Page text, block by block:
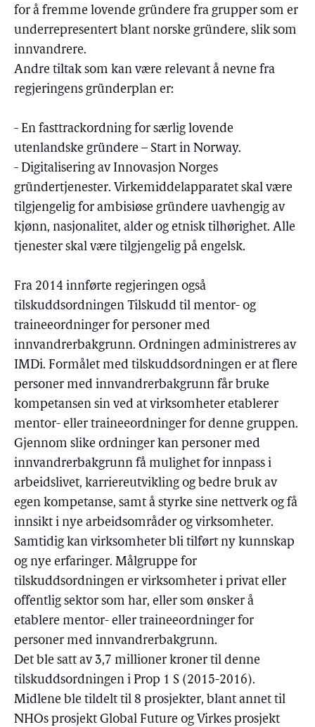
for å fremme lovende gründere fra grupper som er
underrepresentert blant norske gründere, slik som
innvandrere.
Andre tiltak som kan være relevant å nevne fra
regjeringens gründerplan er:
- En fasttrackordning for særlig lovende
utenlandske gründere – Start in Norway.
- Digitalisering av Innovasjon Norges
gründertjenester. Virkemiddelapparatet skal være
tilgjengelig for ambisiøse gründere uavhengig av
kjønn, nasjonalitet, alder og etnisk tilhørighet. Alle
tjenester skal være tilgjengelig på engelsk.
Fra 2014 innførte regjeringen også
tilskuddsordningen Tilskudd til mentor- og
traineeordninger for personer med
innvandrerbakgrunn. Ordningen administreres av
IMDi. Formålet med tilskuddsordningen er at flere
personer med innvandrerbakgrunn får bruke
kompetansen sin ved at virksomheter etablerer
mentor- eller traineeordninger for denne gruppen.
Gjennom slike ordninger kan personer med
innvandrerbakgrunn få mulighet for innpass i
arbeidslivet, karriereutvikling og bedre bruk av
egen kompetanse, samt å styrke sine nettverk og få
innsikt i nye arbeidsområder og virksomheter.
Samtidig kan virksomheter bli tilført ny kunnskap
og nye erfaringer. Målgruppe for
tilskuddsordningen er virksomheter i privat eller
offentlig sektor som har, eller som ønsker å
etablere mentor- eller traineeordninger for
personer med innvandrerbakgrunn.
Det ble satt av 3,7 millioner kroner til denne
tilskuddsordningen i Prop 1 S (2015-2016).
Midlene ble tildelt til 8 prosjekter, blant annet til
NHOs prosjekt Global Future og Virkes prosjekt